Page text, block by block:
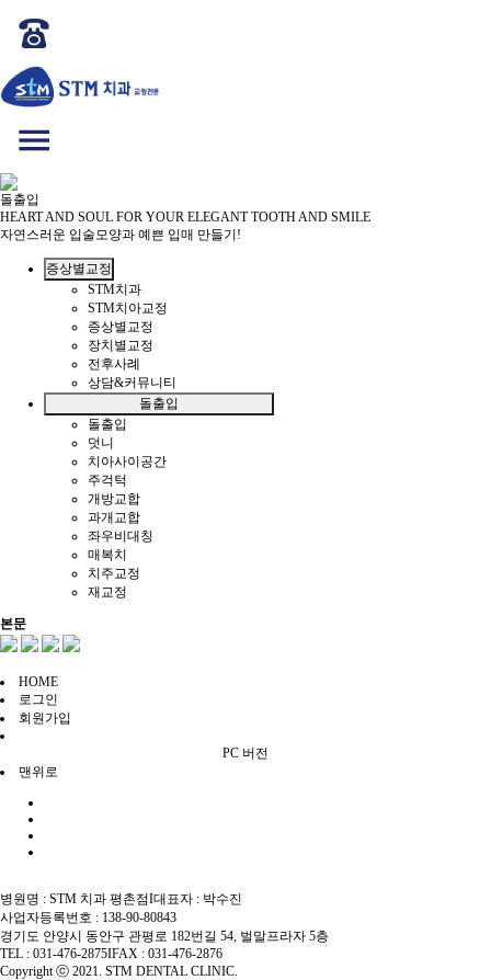
돌출입
HEART AND SOUL FOR YOUR ELEGANT TOOTH AND SMILE
자연스러운 입술모양과 예쁜 입매 만들기!
증상별교정
STM치과
STM치아교정
증상별교정
장치별교정
전후사례
상담&커뮤니티
돌출입
돌출입
덧니
치아사이공간
주걱턱
개방교합
과개교합
좌우비대칭
매복치
치주교정
재교정
본문
HOME
로그인
회원가입
PC 버전
맨위로
병원명 : STM 치과 평촌점I대표자 : 박수진
사업자등록번호 : 138-90-80843
경기도 안양시 동안구 관평로 182번길 54, 벌말프라자 5층
TEL : 031-476-2875IFAX : 031-476-2876
Copyright ⓒ 2021. STM DENTAL CLINIC.